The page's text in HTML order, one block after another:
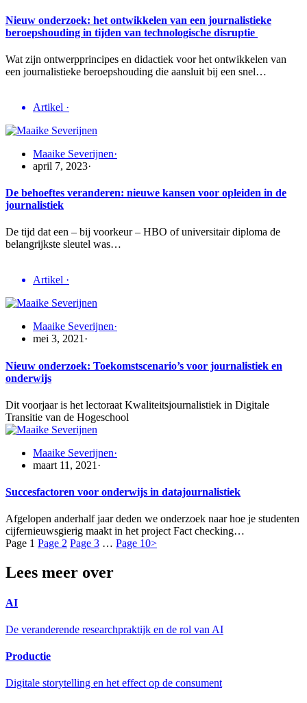
Nieuw onderzoek: het ontwikkelen van een journalistieke
beroepshouding in tijden van technologische disruptie
Wat zijn ontwerpprincipes en didactiek voor het ontwikkelen van
een journalistieke beroepshouding die aansluit bij een snel…
Artikel ·
Maaike Severijnen·
april 7, 2023·
De behoeftes veranderen: nieuwe kansen voor opleiden in de
journalistiek
De tijd dat een – bij voorkeur – HBO of universitair diploma de
belangrijkste sleutel was…
Artikel ·
Maaike Severijnen·
mei 3, 2021 ·
Nieuw onderzoek: Toekomstscenario’s voor journalistiek en
onderwijs
Dit voorjaar is het lectoraat Kwaliteitsjournalistiek in Digitale
Transitie van de Hogeschool
Maaike Severijnen·
maart 11, 2021 ·
Succesfactoren voor onderwijs in datajournalistiek
Afgelopen anderhalf jaar deden we onderzoek naar hoe je studenten
cijfernieuwsgierig maakt in het project Fact checking…
Page 1 Page 2 Page 3 … Page 10>
Lees meer over
AI
De veranderende researchpraktijk en de rol van AI
Productie
Digitale storytelling en het effect op de consument